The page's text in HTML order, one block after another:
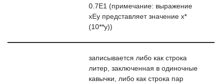
0.7Е1 (примечание: выражение
хЕу представляет значение х*
(10**у))
записывается либо как строка
литер, заключенная в одиночные
кавычки, либо как строка пар